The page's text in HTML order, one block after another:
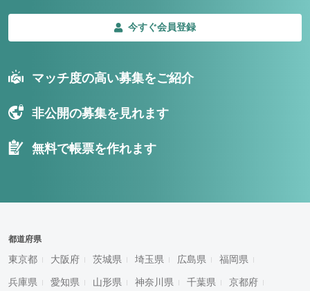
今すぐ会員登録
マッチ度の高い募集をご紹介
非公開の募集を見れます
無料で帳票を作れます
都道府県
東京都 大阪府 茨城県 埼玉県 広島県 福岡県
兵庫県 愛知県 山形県 神奈川県 千葉県 京都府